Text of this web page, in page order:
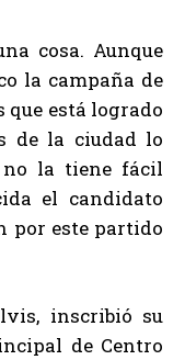
cosa. Aunque
la campaña de
está logrado
de la ciudad lo
no la tiene fácil
el candidato
por este partido
inscribió su
de Centro